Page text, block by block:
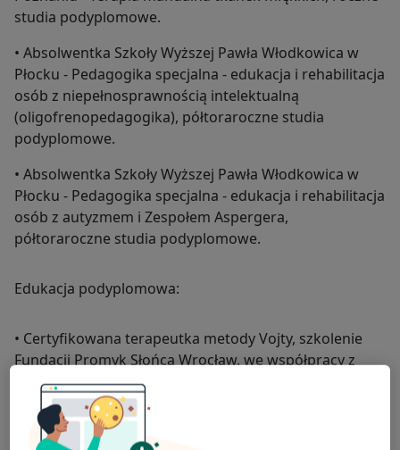
studia podyplomowe.
• Absolwentka Szkoły Wyższej Pawła Włodkowica w
Płocku - Pedagogika specjalna - edukacja i rehabilitacja
osób z niepełnosprawnością intelektualną
(oligofrenopedagogika), półtoraroczne studia
podyplomowe.
• Absolwentka Szkoły Wyższej Pawła Włodkowica w
Płocku - Pedagogika specjalna - edukacja i rehabilitacja
osób z autyzmem i Zespołem Aspergera,
półtoraroczne studia podyplomowe.
Edukacja podyplomowa:
• Certyfikowana terapeutka metody Vojty, szkolenie
Fundacji Promyk Słońca Wrocław, we współpracy z
Internationale Vojta Gesellschaf
• Dyplomowana terapeutka metody NDT Bobath i
Bobath Baby